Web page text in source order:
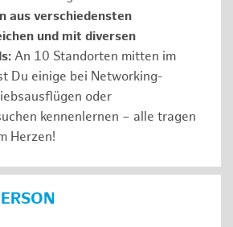
aus verschiedensten
und mit diversen
An 10 Standorten mitten im
Du einige bei Networking-
oder
kennenlernen – alle tragen
Herzen!